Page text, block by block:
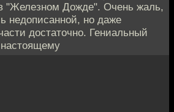
"Железном Дожде". Очень жаль,
недописанной, но даже
достаточно. Гениальный